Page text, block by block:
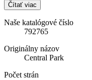
Čítať viac
Naše katalógové číslo
792765
Originálny názov
Central Park
Počet strán